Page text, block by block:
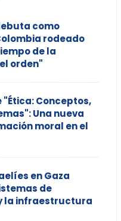
como
rodeado
de la
orden"
"Ética: Conceptos,
Una nueva
moral en el
en Gaza
de
la infraestructura